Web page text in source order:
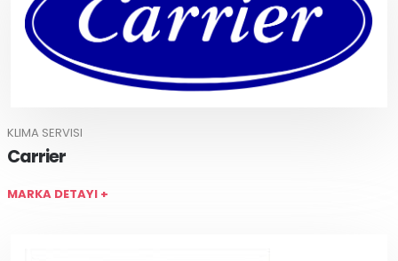
KLIMA SERVISI
Carrier
MARKA DETAYI +